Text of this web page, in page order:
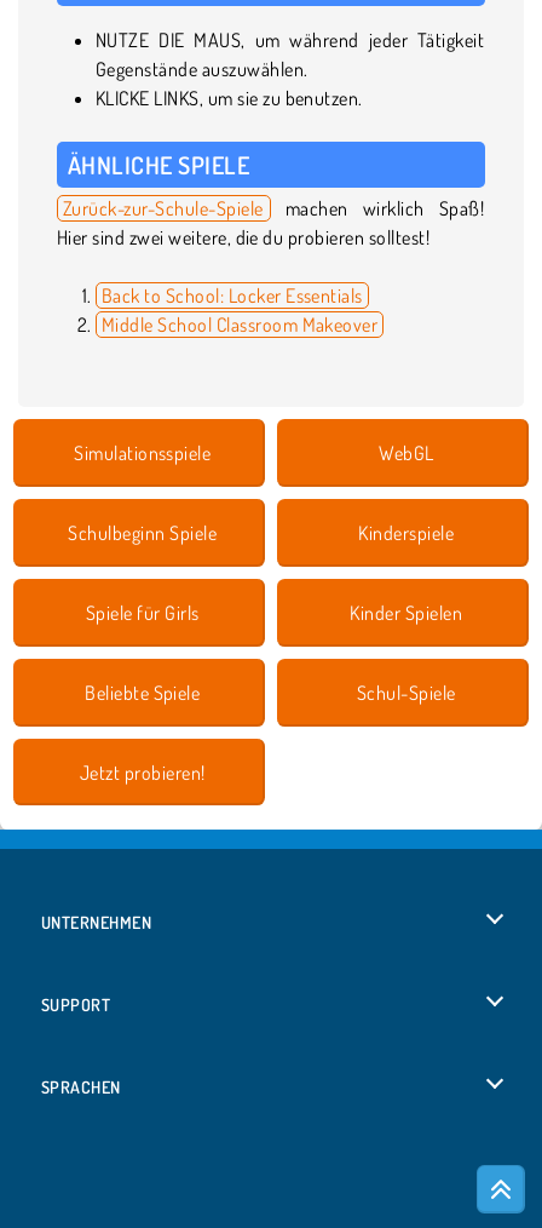
NUTZE DIE MAUS, um während jeder Tätigkeit
Gegenstände auszuwählen.
KLICKE LINKS, um sie zu benutzen.
ÄHNLICHE SPIELE
Zurück-zur-Schule-Spiele machen wirklich Spaß!
Hier sind zwei weitere, die du probieren solltest!
Back to School: Locker Essentials
Middle School Classroom Makeover
Simulationsspiele WebGL
Schulbeginn Spiele Kinderspiele
Spiele für Girls Kinder Spielen
Beliebte Spiele Schul-Spiele
Jetzt probieren!
UNTERNEHMEN
SUPPORT
SPRACHEN